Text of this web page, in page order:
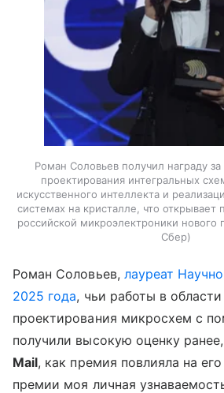
Роман Соловьев получил награду
проектирования интегральных
искусственного интеллекта и
системах на кристалле, что открывает
российской микроэлектроники нового
Сбер
Роман Соловьев, лауреат
2025 года, чьи работы в
проектирования микросхем с
получили высокую оценку
Mail, как премия повлияла на
премии моя личная